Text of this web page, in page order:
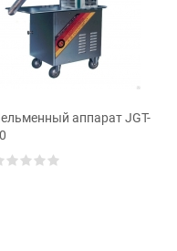
аппарат JGT-